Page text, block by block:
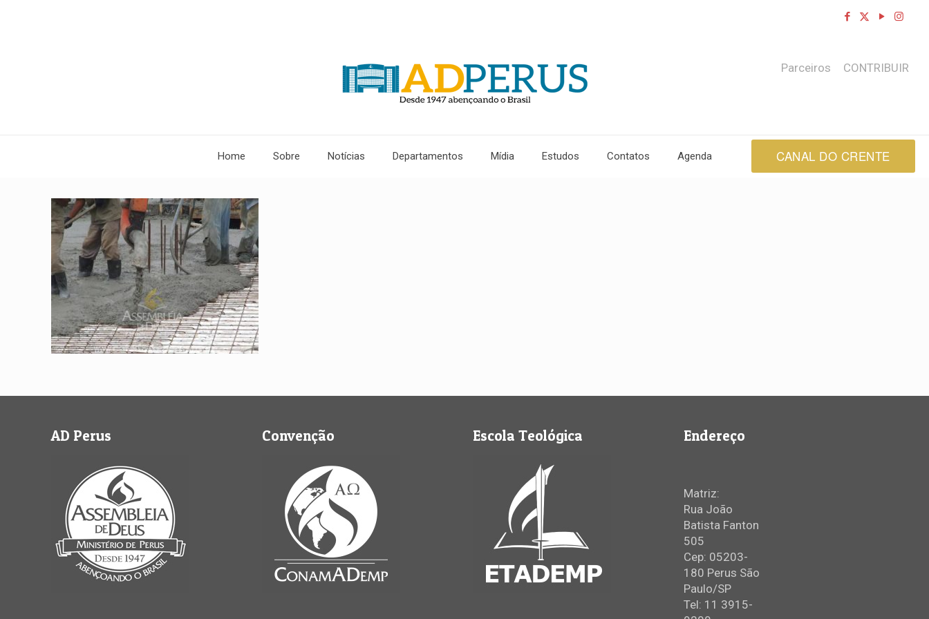
Home Sobre Notícias Departamentos Mídia Estudos Contatos Agenda
Parceiros CONTRIBUIR
CANAL DO CRENTE
AD Perus Convenção Escola Teológica Endereço
Matriz:
Rua João
Batista Fanton
505
Cep: 05203-
180 Perus São
Paulo/SP
Tel: 11 3915-